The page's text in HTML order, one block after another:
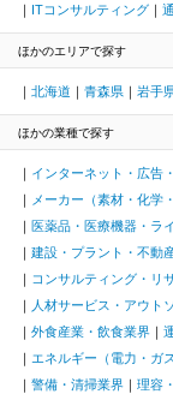
ITコンサルティング
ほかのエリアで探す
北海道 青森県 岩手
ほかの業種で探す
インターネット・広告
メーカー（素材・化学
医薬品・医療機器・ラ
建設・プラント・不動
コンサルティング・リ
人材サービス・アウト
外食産業・飲食業界
エネルギー（電力・ガ
警備・清掃業界
理容